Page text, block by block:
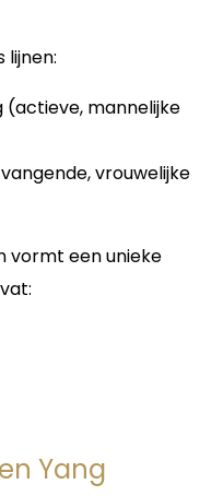
te begrijpen en
in de keuzes die u
en
op een punt in hun
aan meer
groei.
en intuïtie.
antwoorden op
Hierdoor ontstaat
in het dagelijks
Medium Lieve
lijnen:
(actieve, mannelijke
vrouwelijke
vormt een unieke
Yang